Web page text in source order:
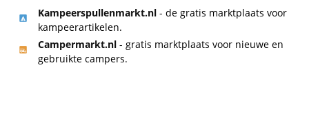
Kampeerspullenmarkt.nl - de gratis marktplaats voor
kampeerartikelen.
Campermarkt.nl - gratis marktplaats voor nieuwe en
gebruikte campers.